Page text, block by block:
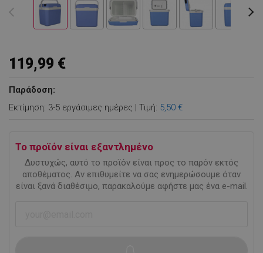
119,99 €
Παράδοση:
Εκτίμηση: 3-5 εργάσιμες ημέρες | Τιμή: 5,50 €
Το προϊόν είναι εξαντλημένο
Δυστυχώς, αυτό το προϊόν είναι προς το παρόν εκτός
αποθέματος. Αν επιθυμείτε να σας ενημερώσουμε όταν
είναι ξανά διαθέσιμο, παρακαλούμε αφήστε μας ένα e-mail.